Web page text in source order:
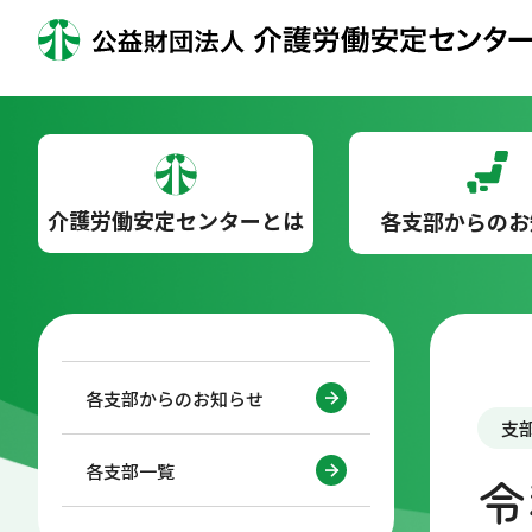
介護労働安定センターとは 各支部からの
各支部からのお知らせ
各支部一覧
支